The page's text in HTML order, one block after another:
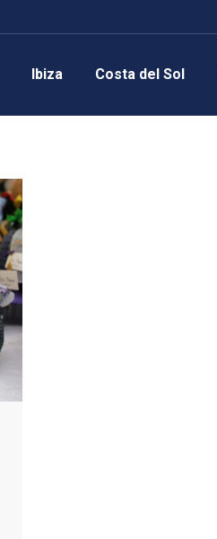
Ibiza Costa del Sol